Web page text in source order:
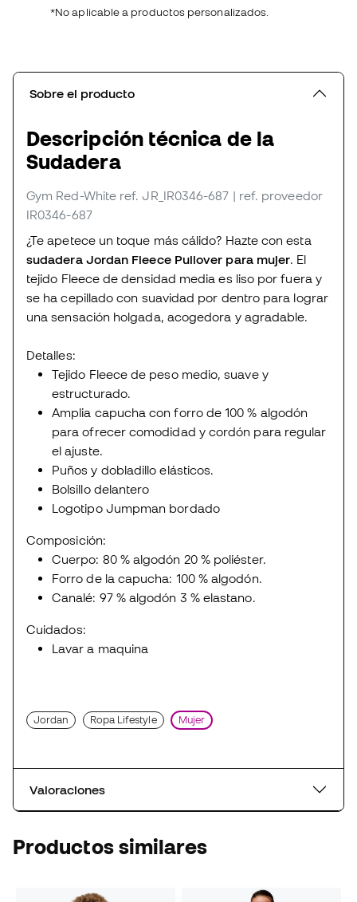
*No aplicable a productos personalizados.
Sobre el producto
Descripción técnica de la
Sudadera
Gym Red-White ref. JR_IR0346-687 | ref. proveedor
IR0346-687
¿Te apetece un toque más cálido? Hazte con esta
sudadera Jordan Fleece Pullover para mujer . El
tejido Fleece de densidad media es liso por fuera y
se ha cepillado con suavidad por dentro para lograr
una sensación holgada, acogedora y agradable.
Detalles:
Tejido Fleece de peso medio, suave y
estructurado.
Amplia capucha con forro de 100 % algodón
para ofrecer comodidad y cordón para regular
el ajuste.
Puños y dobladillo elásticos.
Bolsillo delantero
Logotipo Jumpman bordado
Composición:
Cuerpo: 80 % algodón 20 % poliéster.
Forro de la capucha: 100 % algodón.
Canalé: 97 % algodón 3 % elastano.
Cuidados:
Lavar a maquina
Jordan Ropa Lifestyle Mujer
Valoraciones
Productos similares